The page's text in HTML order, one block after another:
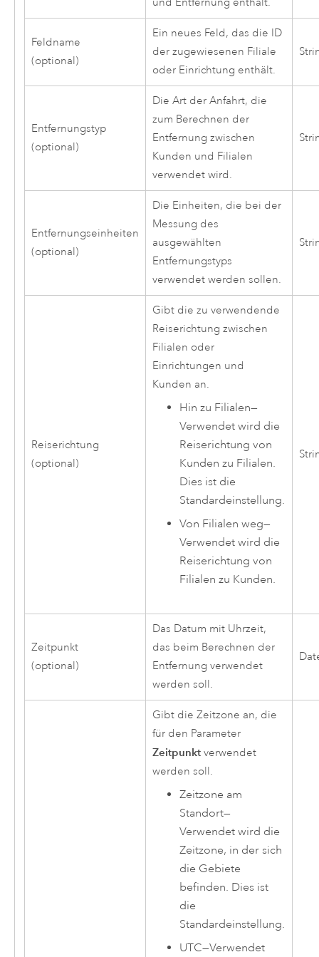
Feldname
(optional)
Ein neues Feld, das die ID
der zugewiesenen Filiale
oder Einrichtung enthält.
Entfernungstyp
(optional)
Die Art der Anfahrt, die
zum Berechnen der
Entfernung zwischen
Kunden und Filialen
verwendet wird.
Entfernungseinheiten
(optional)
Die Einheiten, die bei der
Messung des
ausgewählten
Entfernungstyps
verwendet werden sollen.
Reiserichtung
(optional)
Gibt die zu verwendende
Reiserichtung zwischen
Filialen oder
Einrichtungen und
Kunden an.
Hin zu Filialen—
Verwendet wird die
Reiserichtung von
Kunden zu Filialen.
Dies ist die
Standardeinstellung.
Von Filialen weg—
Verwendet wird die
Reiserichtung von
Filialen zu Kunden.
Zeitpunkt
(optional)
Das Datum mit Uhrzeit,
das beim Berechnen der
Entfernung verwendet
werden soll.
Gibt die Zeitzone an, die
für den Parameter
Zeitpunktverwendet
werden soll.
Zeitzone am
Standort—
Verwendet wird die
Zeitzone, in der sich
die Gebiete
befinden. Dies ist
die
Standardeinstellung.
UTC—Verwendet